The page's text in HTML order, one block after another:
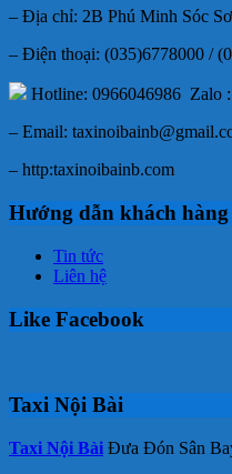
– Địa chỉ: 2B Phú Minh Sóc
– Điện thoại: (035)6778000 /
Hotline: 0966046986 Zalo
– Email:
– http:taxinoibainb.com
Hướng dẫn khách hàng
Tin tức
Liên hệ
Like Facebook
Taxi Nội Bài
Taxi Nội Bài Đưa Đón Sân